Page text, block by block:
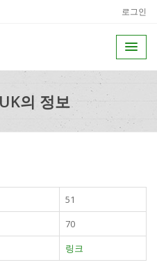
로그인
의 정보
51
70
링크